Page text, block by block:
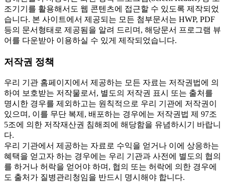
조기기를 활용해서도 웹 콘텐츠에 접근할 수 있도록 제작되었
습니다. 본 사이트에서 제공되는 모든 첨부문서는 HWP, PDF
등의 문서형태로 제공됨을 알려 드리며, 해당문서 프로그램 뷰
어를 다운받아 이용하실 수 있게 제작되었습니다.
저작권 정책
우리 기관 홈페이지에서 제공하는 모든 자료는 저작권법에 의
하여 보호받는 저작물로서, 별도의 저작권 표시 또는 출처를
명시한 경우를 제외하고는 원칙적으로 우리 기관에 저작권이
있으며, 이를 무단 복제, 배포하는 경우에는 저작권법 제 97조
5조에 의한 저작재산권 침해죄에 해당함을 유념하시기 바랍니
다.
우리 기관에서 제공하는 자료로 수익을 얻거나 이에 상응하는
혜택을 얻고자 하는 경우에는 우리 기관과 사전에 별도의 협의
를 하거나 허락을 얻어야 하며, 협의 또는 허락에 의한 경우에
도 출처가 질병관리청임을 반드시 명시해야 합니다.